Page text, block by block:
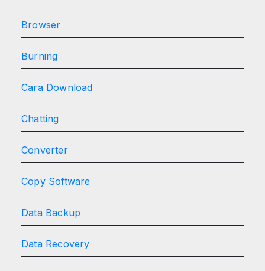
Browser
Burning
Cara Download
Chatting
Converter
Copy Software
Data Backup
Data Recovery